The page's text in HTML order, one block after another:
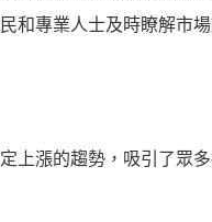
和專業人士及時瞭解市
上漲的趨勢，吸引了眾